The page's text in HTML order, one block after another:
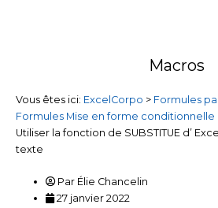
Macros
Vous êtes ici: ExcelCorpo > Formules
Formules Mise en forme conditionnelle
Utiliser la fonction de SUBSTITUE d’
texte
Par Élie Chancelin
27 janvier 2022